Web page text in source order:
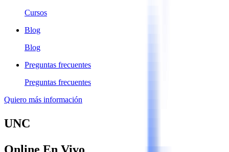
Cursos
Blog
Blog
Preguntas frecuentes
Preguntas frecuentes
Quiero más información
UNC